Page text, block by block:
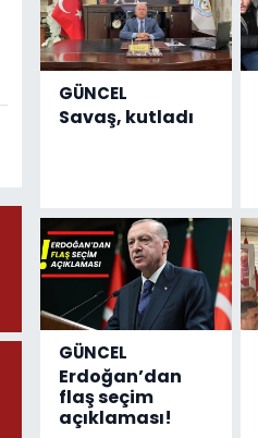
GÜNCEL
Savaş, kutladı
GÜNCEL
Erdoğan’dan
flaş seçim
açıklaması!